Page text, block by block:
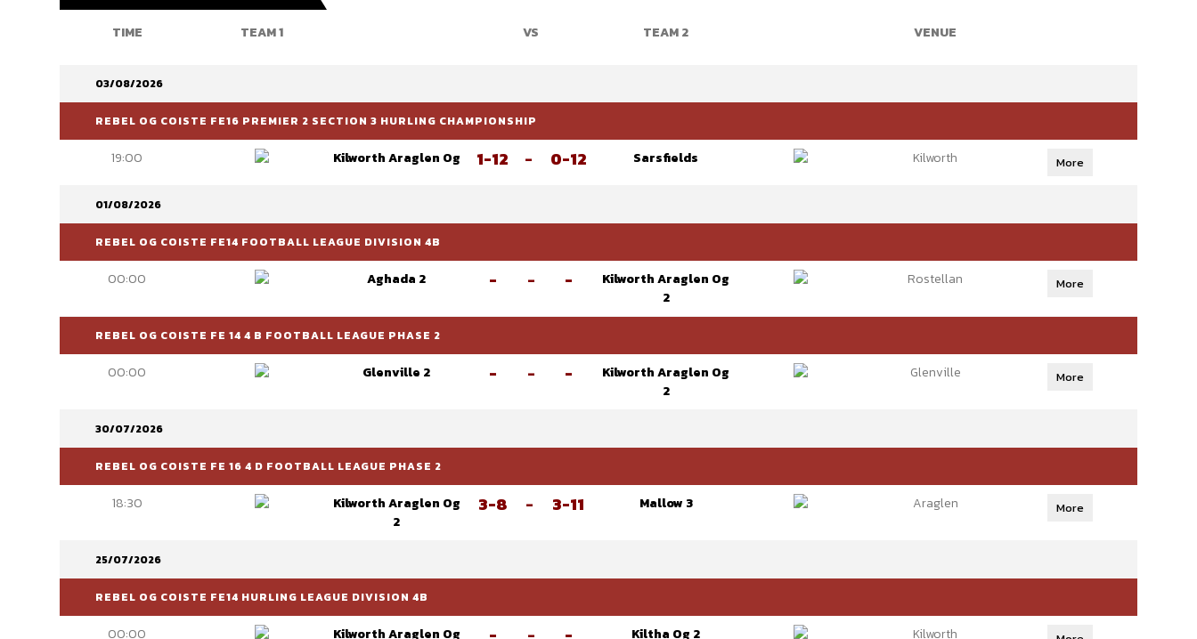
TIME TEAM 1 VS TEAM 2 VENUE
03/08/2026
REBEL OG COISTE FE16 PREMIER 2 SECTION 3 HURLING CHAMPIONSHIP
19:00 Kilworth Araglen Og 1-12 - 0-12 Sarsfields Kilworth More
01/08/2026
REBEL OG COISTE FE14 FOOTBALL LEAGUE DIVISION 4B
00:00 Aghada 2 - - -
Kilworth Araglen Og
2
Rostellan More
REBEL OG COISTE FE 14 4 B FOOTBALL LEAGUE PHASE 2
00:00 Glenville 2 - - -
Kilworth Araglen Og
2
Glenville More
30/07/2026
REBEL OG COISTE FE 16 4 D FOOTBALL LEAGUE PHASE 2
18:30
Kilworth Araglen Og
2
3-8 - 3-11 Mallow 3 Araglen More
25/07/2026
REBEL OG COISTE FE14 HURLING LEAGUE DIVISION 4B
00:00 Kilworth Araglen Og Kiltha Og 2 Kilworth